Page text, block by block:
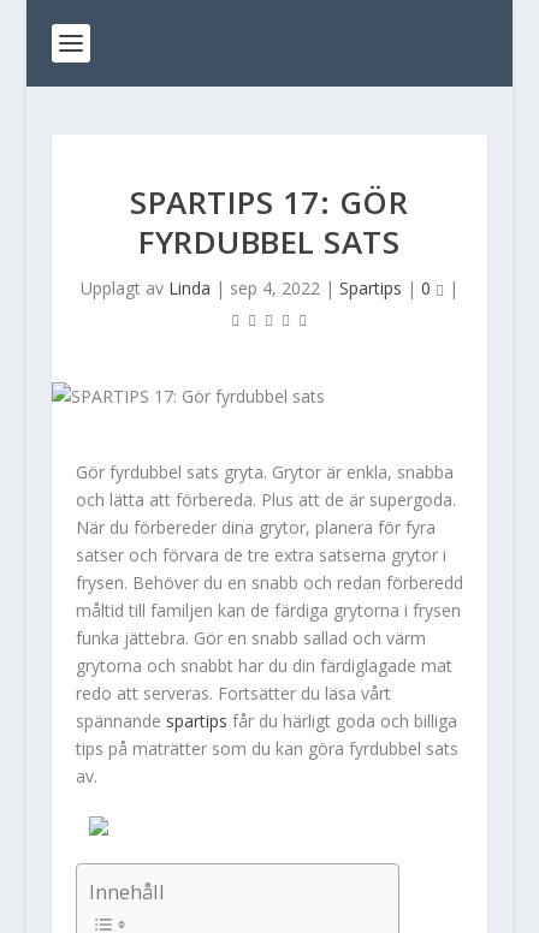
SPARTIPS 17: GÖR
FYRDUBBEL SATS
Upplagt av Linda | sep 4, 2022| Spartips | 0 |
Gör fyrdubbel sats gryta. Grytor är enkla, snabba
och lätta att förbereda. Plus att de är supergoda.
När du förbereder dina grytor, planera för fyra
satser och förvara de tre extra satserna grytor i
frysen. Behöver du en snabb och redan förberedd
måltid till familjen kan de färdiga grytorna i frysen
funka jättebra. Gör en snabb sallad och värm
grytorna och snabbt har du din färdiglagade mat
redo att serveras. Fortsätter du läsa vårt
spännande spartips får du härligt goda och billiga
tips på maträtter som du kan göra fyrdubbel sats
av.
Innehåll